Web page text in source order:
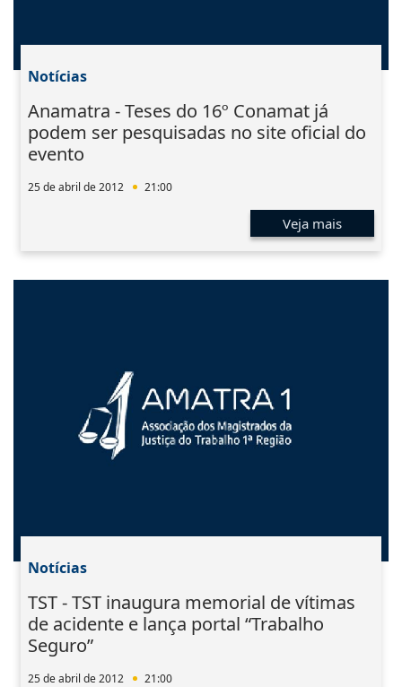
Notícias
Anamatra - Teses do 16º Conamat já
podem ser pesquisadas no site oficial do
evento
25 de abril de 2012 21:00
Veja mais
Notícias
TST - TST inaugura memorial de vítimas
de acidente e lança portal “Trabalho
Seguro”
25 de abril de 2012 21:00